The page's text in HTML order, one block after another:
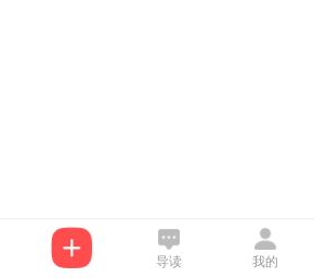
导读 我的